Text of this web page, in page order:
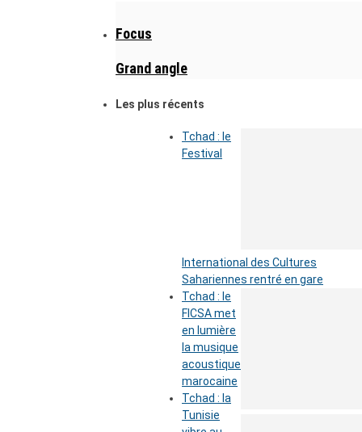
Focus
Grand angle
Les plus récents
Tchad : le
Festival
International des Cultures
Sahariennes rentré en gare
Tchad : le
FICSA met
en lumière
la musique
acoustique
marocaine
Tchad : la
Tunisie